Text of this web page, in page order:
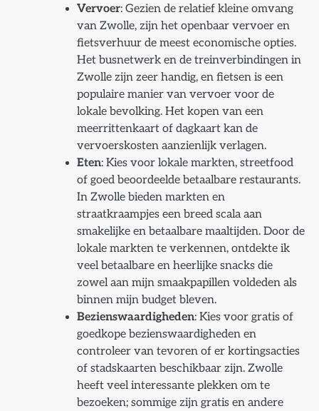
Vervoer: Gezien de relatief kleine omvang
van Zwolle, zijn het openbaar vervoer en
fietsverhuur de meest economische opties.
Het busnetwerk en de treinverbindingen in
Zwolle zijn zeer handig, en fietsen is een
populaire manier van vervoer voor de
lokale bevolking. Het kopen van een
meerrittenkaart of dagkaart kan de
vervoerskosten aanzienlijk verlagen.
Eten: Kies voor lokale markten, streetfood
of goed beoordeelde betaalbare restaurants.
In Zwolle bieden markten en
straatkraampjes een breed scala aan
smakelijke en betaalbare maaltijden. Door de
lokale markten te verkennen, ontdekte ik
veel betaalbare en heerlijke snacks die
zowel aan mijn smaakpapillen voldeden als
binnen mijn budget bleven.
Bezienswaardigheden: Kies voor gratis of
goedkope bezienswaardigheden en
controleer van tevoren of er kortingsacties
of stadskaarten beschikbaar zijn. Zwolle
heeft veel interessante plekken om te
bezoeken; sommige zijn gratis en andere